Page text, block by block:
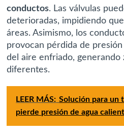
conductos. Las válvulas
deterioradas, impidiendo
áreas. Asimismo, los
provocan pérdida de
del aire enfriado, generando
diferentes.
LEER MÁS: Solución para un
pierde presión de agua